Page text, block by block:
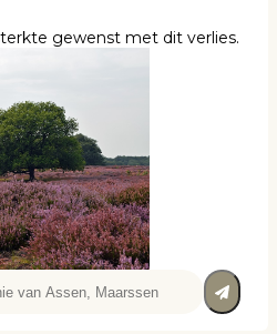
gewenst met dit verlies.